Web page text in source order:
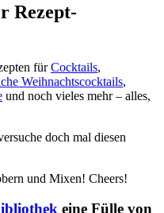
Rezept-
fürCocktails,
Weihnachtscocktails,
und noch vieles mehr – alles,
doch mal diesen
und Mixen! Cheers!
eine Fülle von